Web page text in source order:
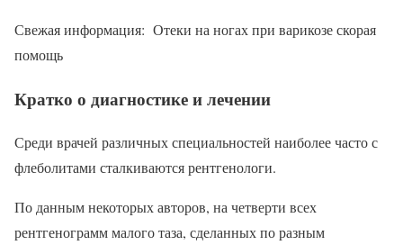
Свежая информация: Отеки на ногах при варикозе скорая
помощь
Кратко о диагностике и лечении
Среди врачей различных специальностей наиболее часто с
флеболитами сталкиваются рентгенологи.
По данным некоторых авторов, на четверти всех
рентгенограмм малого таза, сделанных по разным